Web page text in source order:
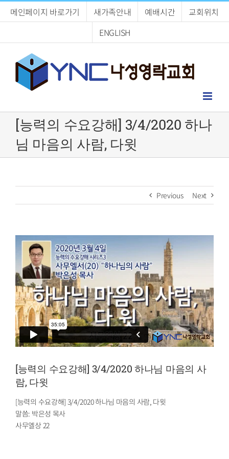
메인페이지 바로가기 새가족안내 예배시간
교회위치
ENGLISH
[능력의 수요강해] 3/4/2020 하나
님 마음의 사람, 다윗
Previous Next
[능력의 수요강해] 3/4/2020 하나님 마음의 사
람, 다윗
[능력의 수요강해] 3/4/2020 하나님 마음의 사람, 다윗
말씀: 박은성 목사
사무엘상 22